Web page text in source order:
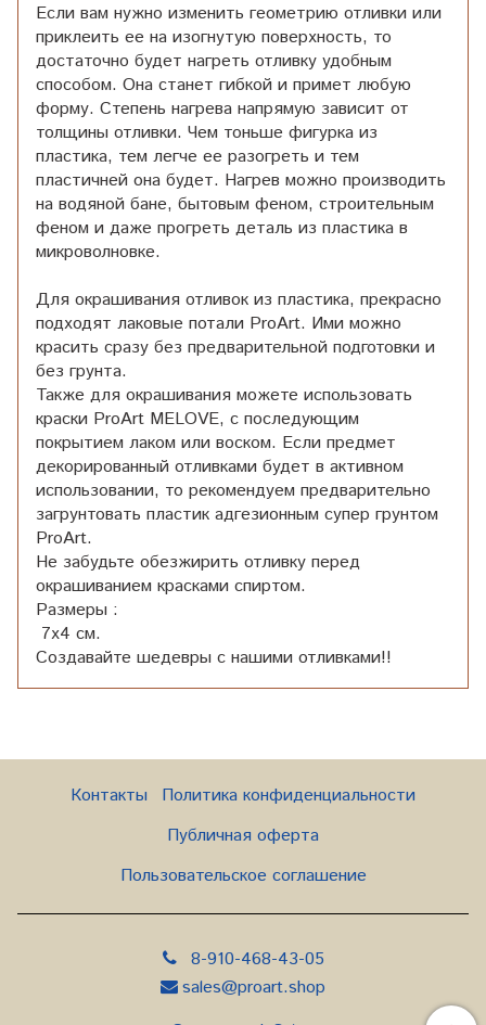
Если вам нужно изменить геометрию отливки или
приклеить ее на изогнутую поверхность, то
достаточно будет нагреть отливку удобным
способом. Она станет гибкой и примет любую
форму. Степень нагрева напрямую зависит от
толщины отливки. Чем тоньше фигурка из
пластика, тем легче ее разогреть и тем
пластичней она будет. Нагрев можно производить
на водяной бане, бытовым феном, строительным
феном и даже прогреть деталь из пластика в
микроволновке.
Для окрашивания отливок из пластика, прекрасно
подходят лаковые потали ProArt. Ими можно
красить сразу без предварительной подготовки и
без грунта.
Также для окрашивания можете использовать
краски ProArt MELOVE, с последующим
покрытием лаком или воском. Если предмет
декорированный отливками будет в активном
использовании, то рекомендуем предварительно
загрунтовать пластик адгезионным супер грунтом
ProArt.
Не забудьте обезжирить отливку перед
окрашиванием красками спиртом.
Размеры :
7х4 см.
Создавайте шедевры с нашими отливками!!
Контакты
Политика конфиденциальности
Публичная оферта
Пользовательское соглашение
8-910-468-43-05
sales@proart.shop